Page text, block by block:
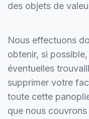
des objets de
Nous effectuons
obtenir, si
éventuelles
supprimer votre
toute cette
que nous